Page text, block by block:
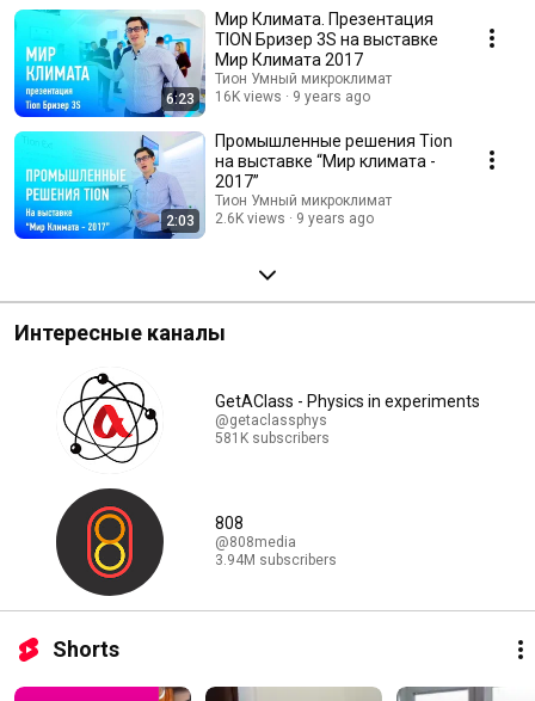
6:23
Мир Климата. Презентация
TION Бризер 3S на выставке
Мир Климата 2017
Тион Умный микроклимат
16K views
9 years ago
2:03
Промышленные решения Tion
на выставке “Мир климата -
2017”
Тион Умный микроклимат
2.6K views
9 years ago
Интересные каналы
GetAClass - Physics in experiments
@getaclassphys
581K subscribers
808
@808media
3.94M subscribers
Shorts